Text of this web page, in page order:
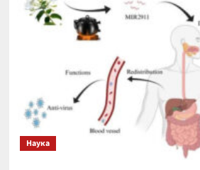
электролит
для
современных
аккумуляторов
Наука